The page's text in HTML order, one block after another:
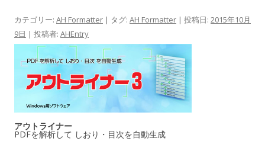
カテゴリー: AH Formatter | タグ: AH Formatter | 投稿日: 2015年10月
9日 | 投稿者: AHEntry
アウトライナー
PDFを解析して しおり・目次を自動生成